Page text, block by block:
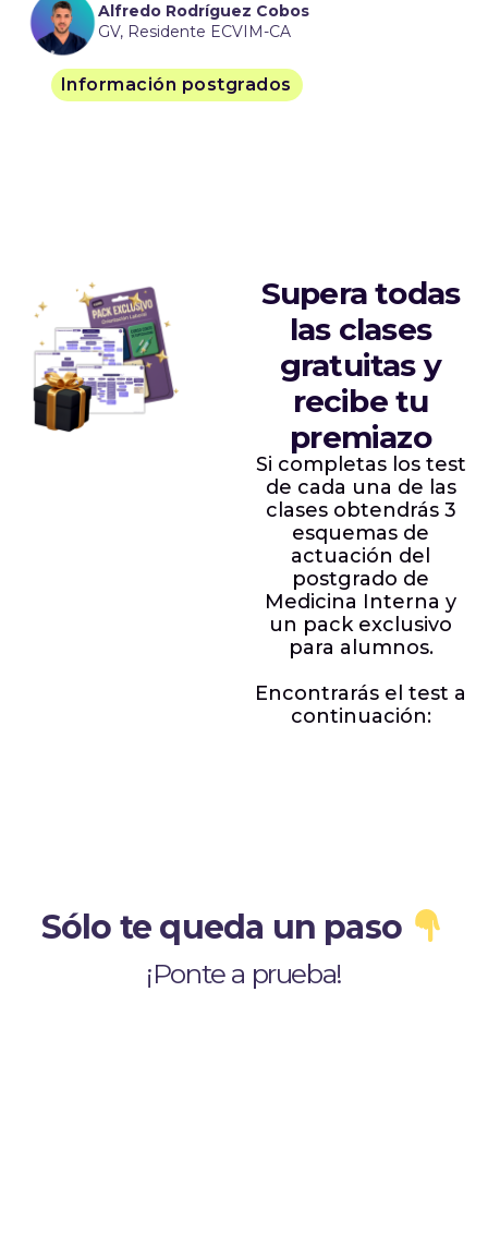
Alfredo Rodríguez Cobos
GV, Residente ECVIM-CA
Información postgrados
Supera todas
las clases
gratuitas y
recibe tu
premiazo
Si completas los test
de cada una de las
clases obtendrás 3
esquemas de
actuación del
postgrado de
Medicina Interna y
un pack exclusivo
para alumnos.
Encontrarás el test a
continuación:
Sólo te queda un paso
¡Ponte a prueba!